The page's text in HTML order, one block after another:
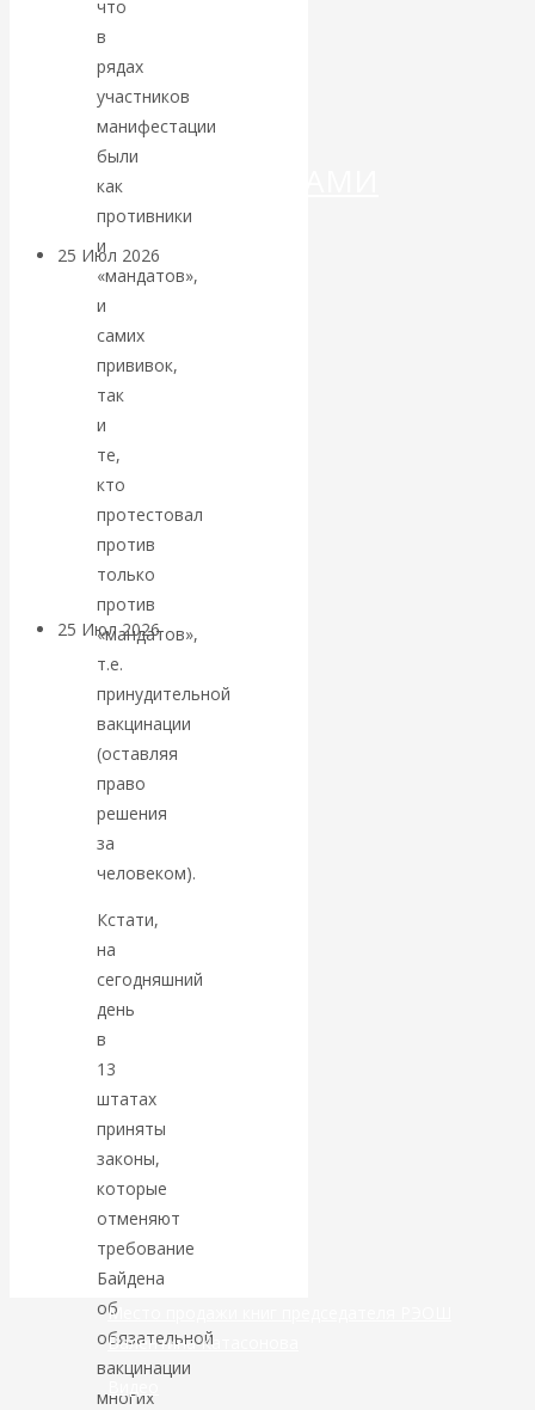
ДЕНЕГ»: КИТАЙ
ВЕДЁТ БОРЬБУ
КРИПТОВАЛЮТАМИ
25 Июл 2026
Валентин
КАтасонов.
Может ли
Америка
покинуть НАТО?
25 Июл 2026Комментарии,
интервью и беседы
«Об этом
молчат»:
экономист
Катасонов
считает, что
кризис в
банковской
сфере России
уже начался
что
в
рядах
участников
манифестации
были
как
противники
и
«мандатов»,
и
самих
прививок,
так
и
те,
кто
протестовал
против
только
против
«мандатов»,
т.е.
принудительной
вакцинации
(оставляя
право
решения
за
человеком).
Кстати,
на
сегодняшний
день
в
13
штатах
приняты
законы,
которые
отменяют
требование
Байдена
об
обязательной
вакцинации
многих
Место продажи книг председателя РЭОШ
Валентина Катасонова